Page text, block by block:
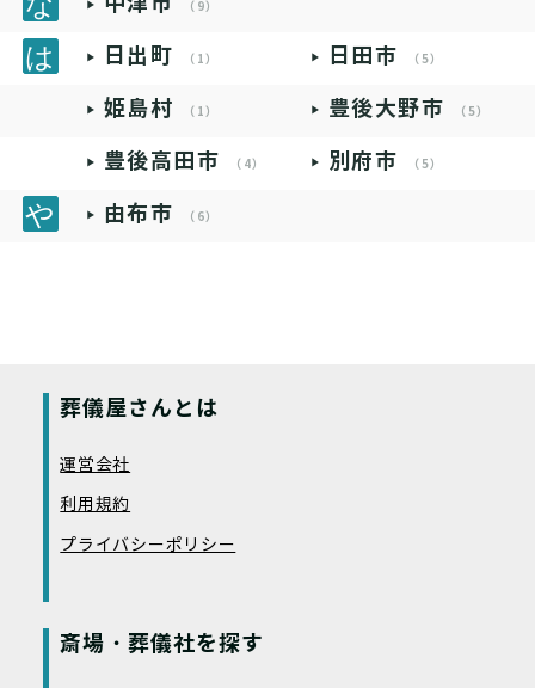
（9）
日出町 （1） 日田市 （5）
姫島村 （1） 豊後大野市 （5）
豊後高田市 （4） 別府市 （5）
由布市 （6）
葬儀屋さんとは
運営会社
利用規約
プライバシーポリシー
斎場・葬儀社を探す